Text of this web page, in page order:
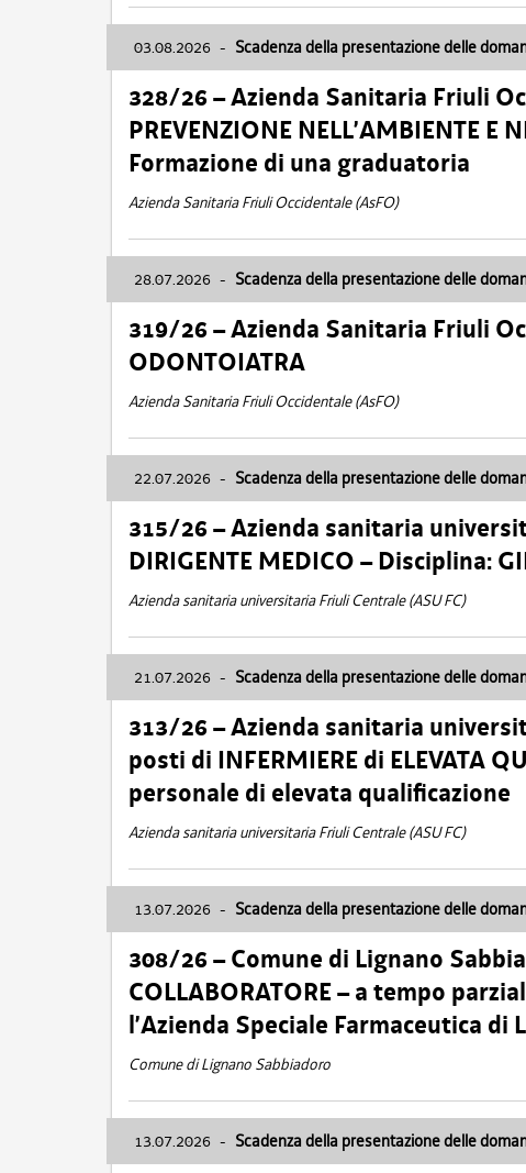
03.08.2026 - Scadenza della presentazione delle
328/26 – Azienda Sanitaria Friuli
PREVENZIONE NELL’AMBIENTE E
Formazione di una graduatoria
Azienda Sanitaria Friuli Occidentale (AsFO)
28.07.2026 - Scadenza della presentazione delle
319/26 – Azienda Sanitaria Friuli
ODONTOIATRA
Azienda Sanitaria Friuli Occidentale (AsFO)
22.07.2026 - Scadenza della presentazione delle
315/26 – Azienda sanitaria
DIRIGENTE MEDICO – Disciplina:
Azienda sanitaria universitaria Friuli Centrale (ASU FC)
21.07.2026 - Scadenza della presentazione delle
313/26 – Azienda sanitaria
posti di INFERMIERE di ELEVATA
personale di elevata qualificazione
Azienda sanitaria universitaria Friuli Centrale (ASU FC)
13.07.2026 - Scadenza della presentazione delle
308/26 – Comune di Lignano
COLLABORATORE – a tempo
l’Azienda Speciale Farmaceutica di
Comune di Lignano Sabbiadoro
13.07.2026 - Scadenza della presentazione delle